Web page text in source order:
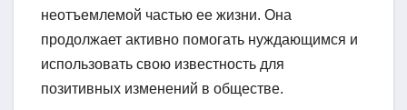
неотъемлемой частью ее жизни. Она
продолжает активно помогать нуждающимся и
использовать свою известность для
позитивных изменений в обществе.